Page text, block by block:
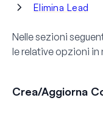
Elimina Lead
Nelle sezioni
le relative opzioni
Crea/Aggiorna